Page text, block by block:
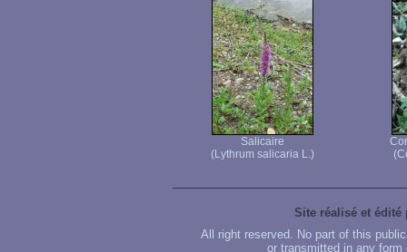
Salicaire
(Lythrum salicaria L.)
Site réalisé et édité
All right reserved. No part of this
or transmitted in any